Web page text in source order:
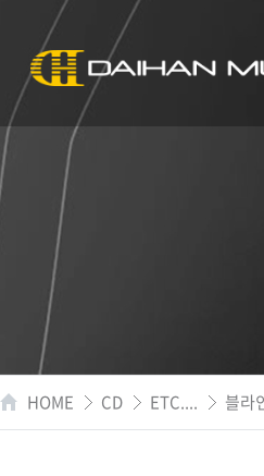
HOME CD ETC.... 블라